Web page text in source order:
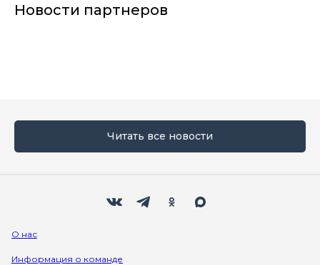
Новости партнеров
Читать все новости
О нас
Информация о команде